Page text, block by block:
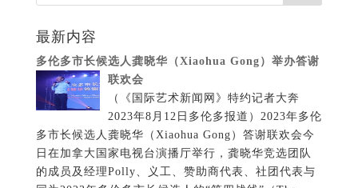
同为2023年多伦多市长候选人的“第四战线”（The
Fourth Front)党派 Direct Democracy、2023年多伦多
市长候选人Partap Dua Singh和Direct Democracy共同
主席James Mcnair 应邀参加。 世旗文化交流协会、红
宝石艺术团、枫叶俱乐部、红枫晚霞艺术团、加拿大
远航艺术团、多伦多越剧团和枫彩艺术团的精彩表演
为答谢会增添了气氛。嘉宾们分享了多伦多市长补选
期间，在时间紧迫、任务繁杂的情况下，大家同心协
力，迎接一个个新挑战的难忘回忆。现场穿插播放的3